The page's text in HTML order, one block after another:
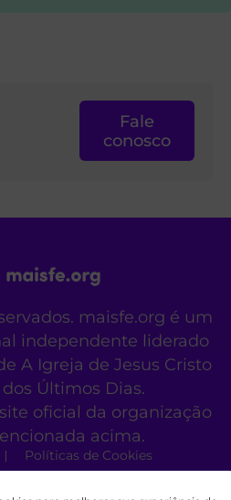
Fale
conosco
maisfe.org é um
independente liderado
A Igreja de Jesus Cristo
Últimos Dias.
oficial da organização
acima.
Políticas de Cookies